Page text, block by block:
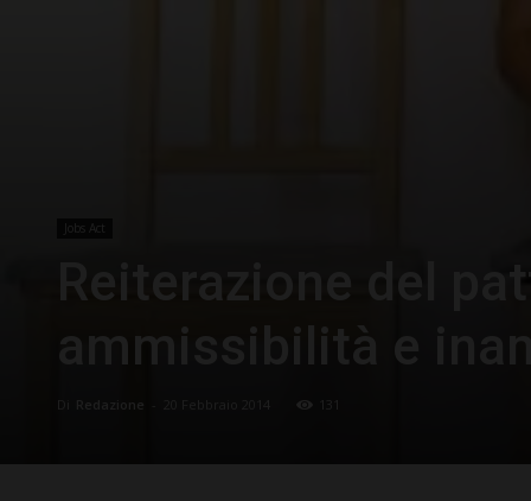
Jobs Act
Reiterazione del
ammissibilità e
Redazione